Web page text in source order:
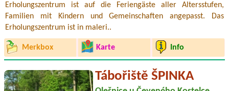
Erholungszentrum ist auf die Feriengäste aller Altersstufen,
Familien mit Kindern und Gemeinschaften angepasst. Das
Erholungszentrum ist in maleri..
Merkbox Karte Info
Tábořiště ŠPINKA